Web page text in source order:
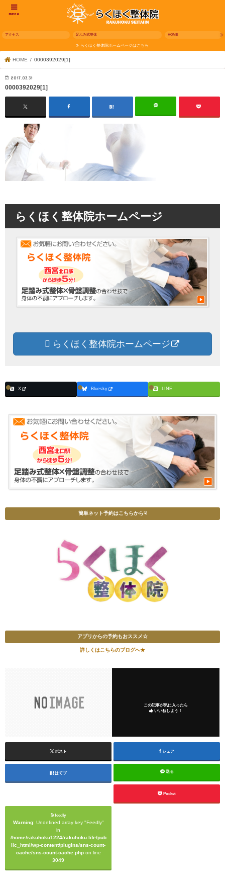
menu
アクセス 足ふみ式整体 HOME
らくほく整体院ホームページはこちら
HOME 0000392029[1]
2017.03.31
0000392029[1]
らくほく整体院ホームページ
らくほく整体院ホームページ
X Bluesky LINE
簡単ネット予約はこちらから☟
アプリからの予約もおススメ☆
詳しくはこちらのブログへ★
この記事が気に入ったら
いいねしよう！
ポスト シェア
はてブ 送る
Pocket
feedly
Warning: Undefined array key "Feedly"
in
/home/rakuhoku1224/rakuhoku.life/pub
lic_html/wp-content/plugins/sns-count-
cache/sns-count-cache.phpon line
3049